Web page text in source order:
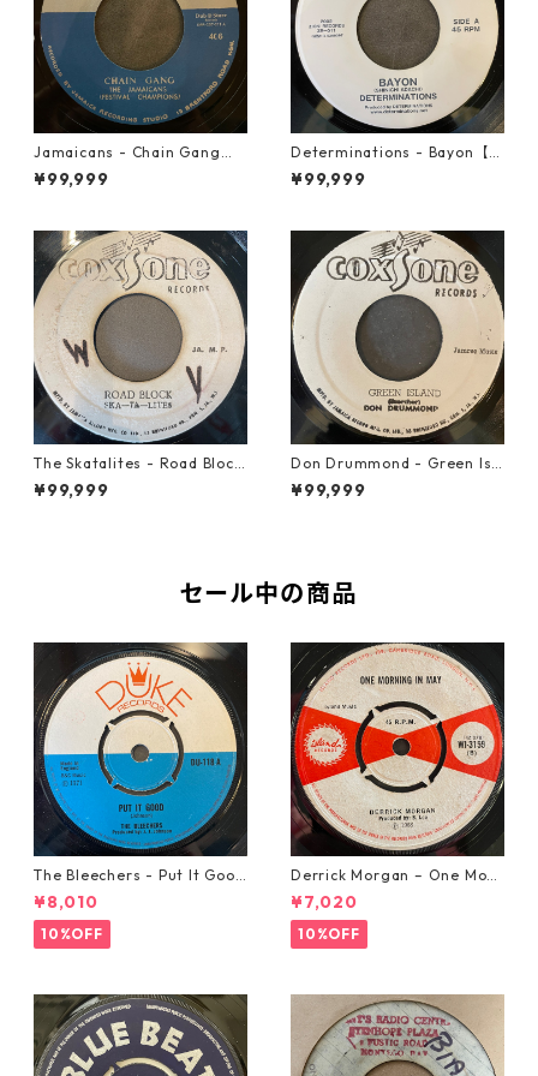
Jamaicans - Chain Gang【7
-21911】
¥99,999
Determinations - Bayon【7-
21865】
¥99,999
The Skatalites - Road Block
【7-21996】
¥99,999
Don Drummond - Green Isl
and【7-22018】
¥99,999
セール中の商品
The Bleechers - Put It Good
【7-21637】
¥8,010
10%OFF
Derrick Morgan – One Morn
ing In May【7-21653】
¥7,020
10%OFF